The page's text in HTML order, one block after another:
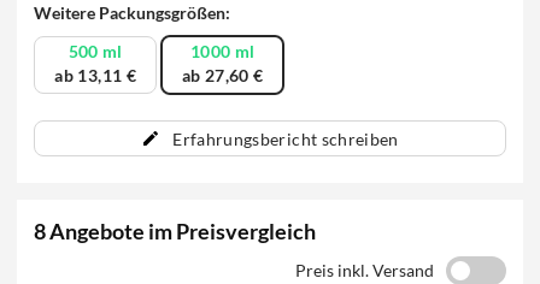
Weitere Packungsgrößen:
500 ml
ab 13,11 €
1000 ml
ab 27,60 €
Erfahrungsbericht schreiben
8 Angebote im Preisvergleich
Preis inkl. Versand